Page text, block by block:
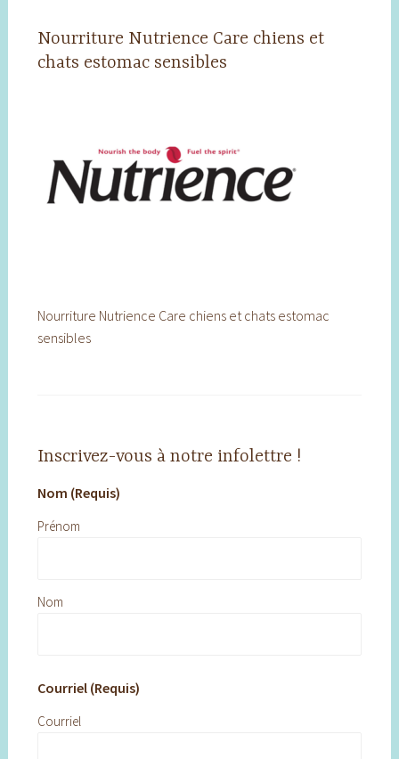
Nourriture Nutrience Care chiens et
chats estomac sensibles
Nourriture Nutrience Care chiens et chats estomac
sensibles
Inscrivez-vous à notre infolettre !
Nom (Requis)
Prénom
Nom
Courriel (Requis)
Courriel